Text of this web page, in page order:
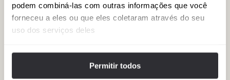
podem combiná-las com outras informações que você
forneceu a eles ou que eles coletaram através do seu
uso dos serviços deles
Permitir todos
Boutique sazonal em uma vila restaurada, com jardins acolhedores
e coleções exclusivas da Riviera que não são encontradas em
nenhum outro lugar. 1 Av. du Général Leclerc, 83990.